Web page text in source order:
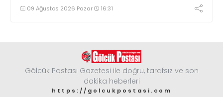
09 Ağustos 2026 Pazar 16:31
Gölcük Postası Gazetesi ile doğru, tarafsız ve son
dakika heberleri
https://golcukpostasi.com